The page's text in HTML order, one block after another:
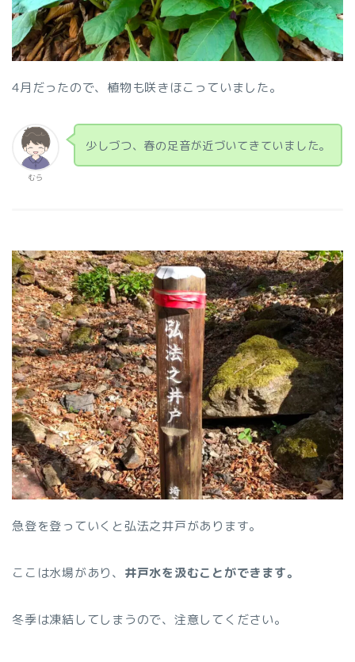
4月だったので、植物も咲きほこっていました。
むら
少しづつ、春の足音が近づいてきていました。
急登を登っていくと弘法之井戸があります。
ここは水場があり、 井戸水を汲むことができます。
冬季は凍結してしまうので、注意してください。